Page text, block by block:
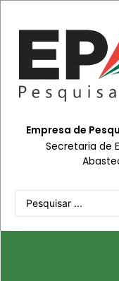
Empresa de
Secretaria de